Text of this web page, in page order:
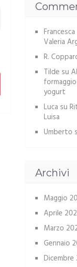
Valeria
R.
Tilde su
yogurt
Luca su
Luisa
Umberto
Archivi
Maggio
Aprile
Marzo
Gennaio
Dicembre